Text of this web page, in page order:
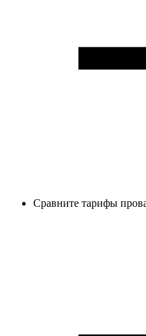
Сравните тарифы